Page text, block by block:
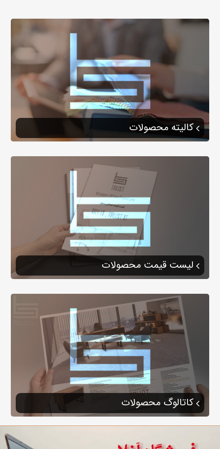
کالیته محصولات
لیست قیمت محصولات
کاتالوگ محصولات